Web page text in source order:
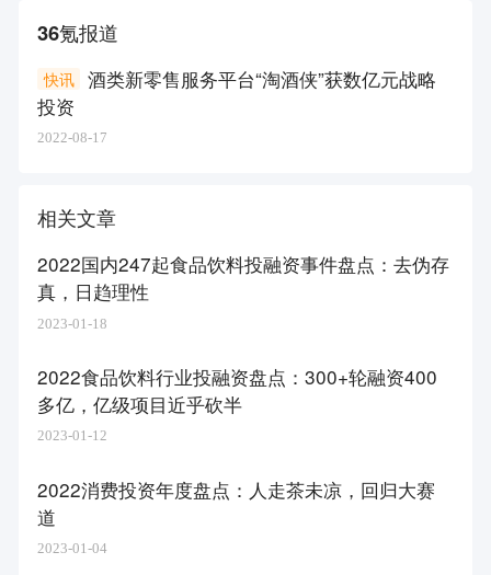
36氪报道
酒类新零售服务平台“淘酒侠”获数亿元战略
投资
快讯
2022-08-17
相关文章
2022国内247起食品饮料投融资事件盘点：去伪存
真，日趋理性
2023-01-18
2022食品饮料行业投融资盘点：300+轮融资400
多亿，亿级项目近乎砍半
2023-01-12
2022消费投资年度盘点：人走茶未凉，回归大赛
道
2023-01-04